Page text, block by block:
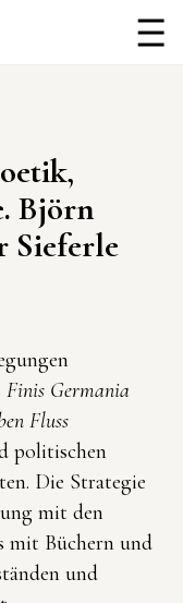
Björn
Sieferle
Finis Germania
Fluss
politischen
Die Strategie
mit den
mit Büchern und
und